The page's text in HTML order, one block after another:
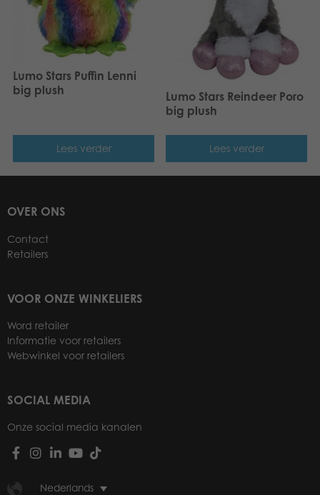
Lumo Stars Puffin Lenni
big plush
Lees verder
Lumo Stars Reindeer Poro
big plush
Lees verder
OVER ONS
Contact
Retailers
VOOR ONZE WINKELIERS
Word retailer
Informatie voor retailers
Webwinkel voor retailers
SOCIAL MEDIA
Onze social media kanalen
Nederlands